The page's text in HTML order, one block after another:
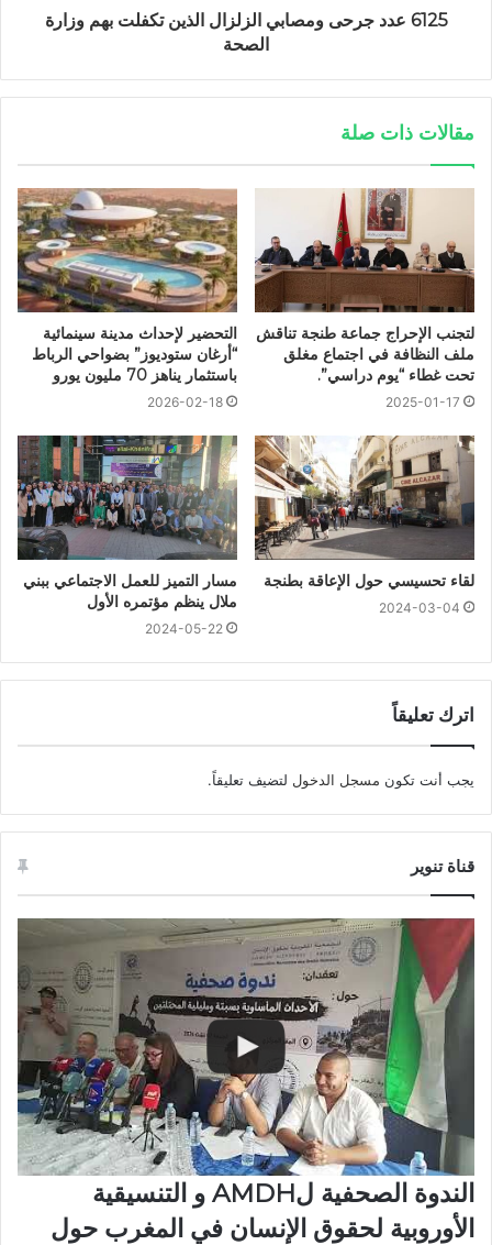
6125 عدد جرحى ومصابي الزلزال الذين تكفلت بهم وزارة
الصحة
مقالات ذات صلة
لتجنب الإحراج جماعة طنجة تناقش
ملف النظافة في اجتماع مغلق
تحت غطاء “يوم دراسي”.
2025-01-17
التحضير لإحداث مدينة سينمائية
“أرغان ستوديوز” بضواحي الرباط
باستثمار يناهز 70 مليون يورو
2026-02-18
لقاء تحسيسي حول الإعاقة بطنجة
2024-03-04
مسار التميز للعمل الاجتماعي ببني
ملال ينظم مؤتمره الأول
2024-05-22
اترك تعليقاً
يجب أنت تكون مسجل الدخول لتضيف تعليقاً.
قناة تنوير
الندوة الصحفية لAMDH و التنسيقية
الأوروبية لحقوق الإنسان في المغرب حول